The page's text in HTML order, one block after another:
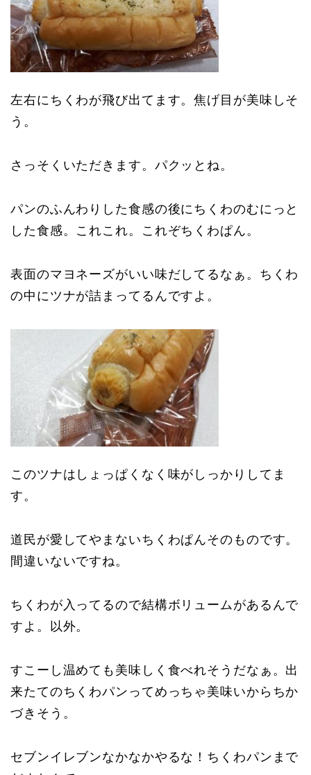
左右にちくわが飛び出てます。焦げ目が美味しそ
う。
さっそくいただきます。パクッとね。
パンのふんわりした食感の後にちくわのむにっと
した食感。これこれ。これぞちくわぱん。
表面のマヨネーズがいい味だしてるなぁ。ちくわ
の中にツナが詰まってるんですよ。
このツナはしょっぱくなく味がしっかりしてま
す。
道民が愛してやまないちくわぱんそのものです。
間違いないですね。
ちくわが入ってるので結構ボリュームがあるんで
すよ。以外。
すこーし温めても美味しく食べれそうだなぁ。出
来たてのちくわパンってめっちゃ美味いからちか
づきそう。
セブンイレブンなかなかやるな！ちくわパンまで